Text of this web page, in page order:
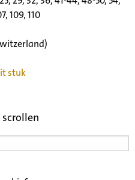
109, 110
stuk
scrollen